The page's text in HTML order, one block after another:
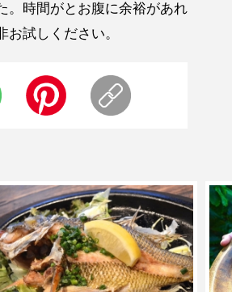
。時間がとお腹に余裕があれ
試しください。